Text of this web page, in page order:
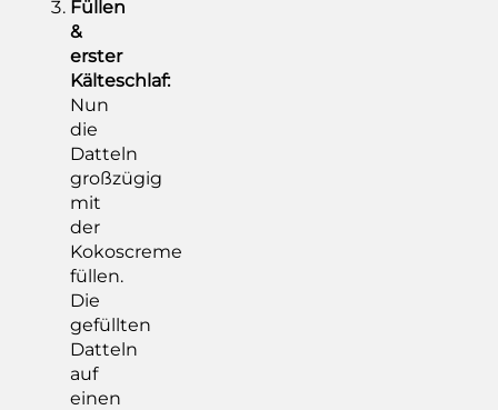
Füllen
&
erster
Kälteschlaf:
Nun
die
Datteln
großzügig
mit
der
Kokoscreme
füllen.
Die
gefüllten
Datteln
auf
einen